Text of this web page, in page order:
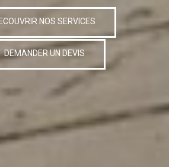
NOS SERVICES
DEMANDER UN DEVIS